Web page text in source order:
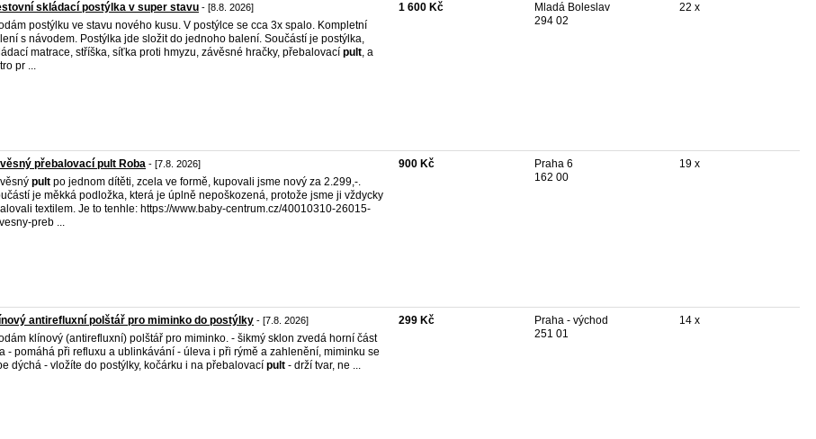
skládací postýlka v super stavu - [8.8. 2026]
postýlku ve stavu nového kusu. V postýlce se cca 3x spalo. Kompletní
s návodem. Postýlka jde složit do jednoho balení. Součástí je postýlka,
matrace, stříška, síťka proti hmyzu, závěsné hračky, přebalovací pult, a
pr ...
1 600 Kč
Mladá Boleslav
294 02
22 x
přebalovací pult Roba - [7.8. 2026]
pult po jednom dítěti, zcela ve formě, kupovali jsme nový za 2.299,-.
je měkká podložka, která je úplně nepoškozená, protože jsme ji vždycky
textilem. Je to tenhle: https://www.baby-centrum.cz/40010310-26015-
preb ...
900 Kč
Praha 6
162 00
19 x
antirefluxní polštář pro miminko do postýlky - [7.8. 2026]
klínový (antirefluxní) polštář pro miminko. - šikmý sklon zvedá horní část
- pomáhá při refluxu a ublinkávání - úleva i při rýmě a zahlenění, miminku se
dýchá - vložíte do postýlky, kočárku i na přebalovací pult - drží tvar, ne ...
299 Kč
Praha - východ
251 01
14 x